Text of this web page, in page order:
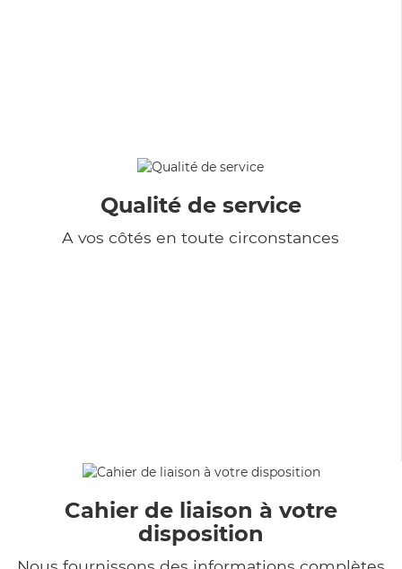
Qualité de service
A vos côtés en toute circonstances
Cahier de liaison à votre
disposition